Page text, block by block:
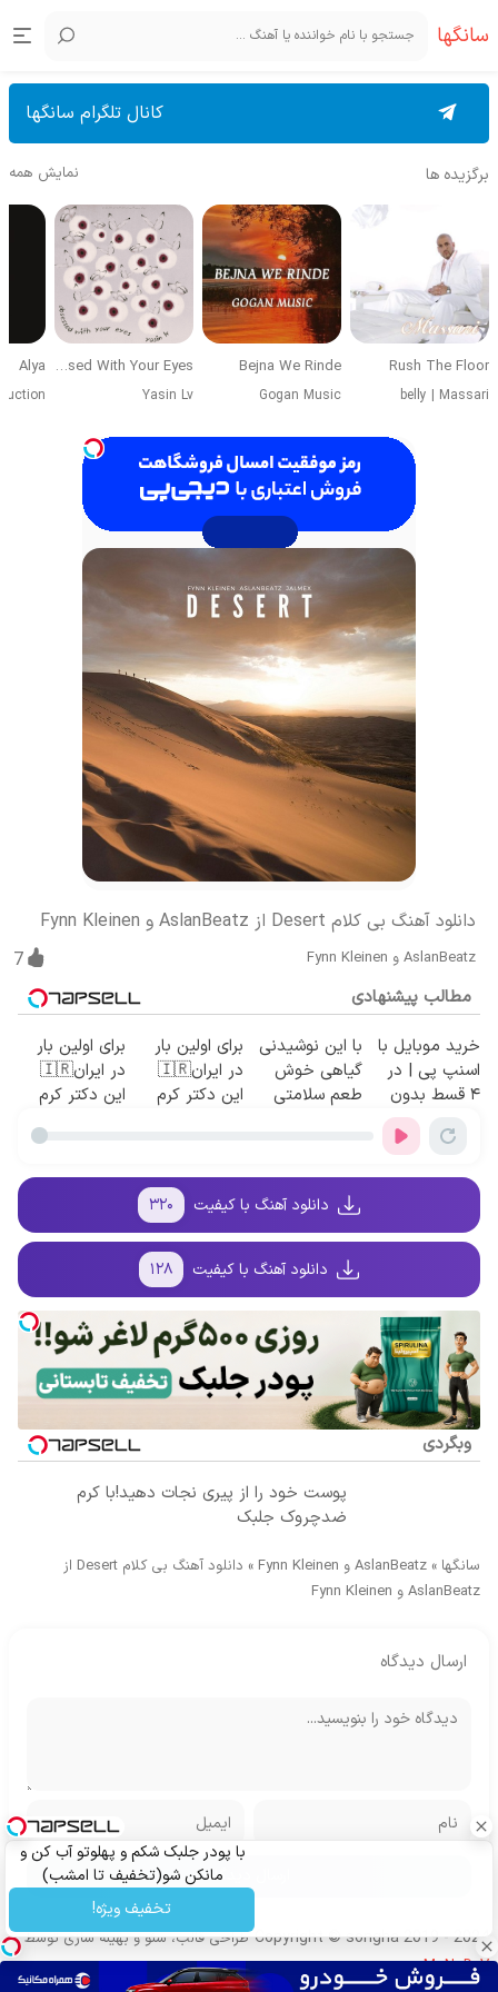
سانگها
کانال تلگرام سانگها
برگزیده ها نمایش همه
Rush The Floor
belly | Massari
Bejna We Rinde
Gogan Music
Obsessed With Your Eyes
Yasin Lv
Alya
دانلود آهنگ بی کلام Desert از AslanBeatz و Fynn Kleinen
AslanBeatz و Fynn Kleinen 7
مطالب پیشنهادی
خرید موبایل با
اسنپ پی | در
۴ قسط بدون
سود و کارمزد!
با این نوشیدنی
گیاهی خوش
طعم سلامتی
برای اولین بار
در ایران🇮🇷
این دکتر کرم
برای اولین بار
در ایران🇮🇷
این دکتر کرم
روزه ساخت!
دانلود آهنگ با کیفیت ۳۲۰
دانلود آهنگ با کیفیت ۱۲۸
وبگردی
پوست خود را از پیری نجات دهید!با کرم
ضدچروک جلبک
سانگها » AslanBeatz و Fynn Kleinen »
دانلود آهنگ بی کلام Desert از
AslanBeatz و Fynn Kleinen
ارسال دیدگاه
با پودر جلبک شکم و پهلوتو آب کن و
مانکن شو(تخفیف تا امشب)
تخفیف ویژه!
Copyright © songha 2019 - 2024 طراحی قالب، سئو و بهینه سازی توسط
MoNoDeV